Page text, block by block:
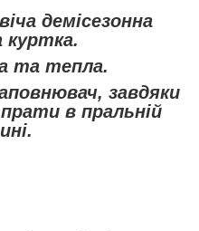
демісезонна
куртка.
та тепла.
завдяки
в пральній